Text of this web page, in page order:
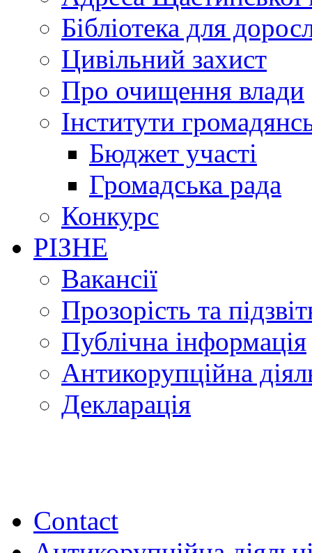
Бібліотека для
Цивільний захист
Про очищення влади
Інститути
Бюджет участі
Громадська рада
Конкурс
РІЗНЕ
Вакансії
Прозорість та
Публічна інформація
Антикорупційна
Декларація
Contact